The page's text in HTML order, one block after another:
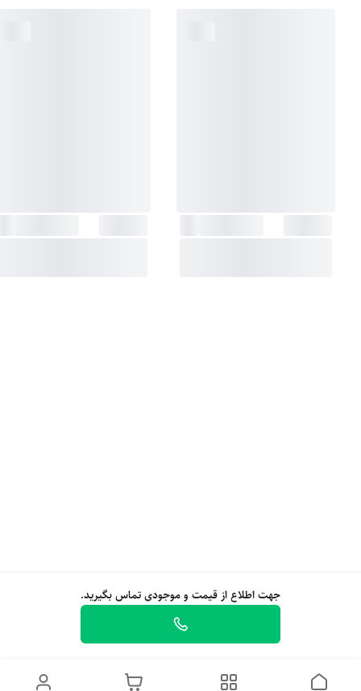
جهت اطلاع از قیمت و موجودی تماس بگیرید.